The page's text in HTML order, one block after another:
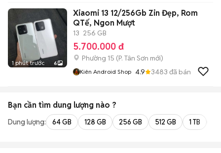
1 phút trước 6
Xiaomi 13 12/256Gb Zin Đẹp, Rom
QTế, Ngon Mượt
13 256 GB
5.700.000 đ
Phường 15 (P. Tân Sơn mới)
Kiên Android Shop 4.9 3483 đã bán
Bạn cần tìm dung lượng nào ?
Dung lượng: 64 GB 128 GB 256 GB 512 GB 1 TB